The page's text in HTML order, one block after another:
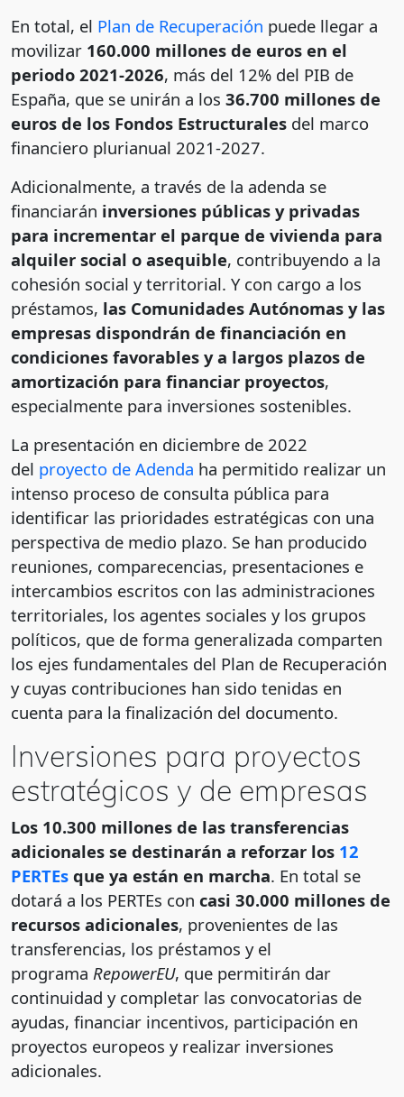
En total, el Plan de Recuperación puede llegar a
movilizar 160.000 millones de euros en el
periodo 2021-2026, más del 12% del PIB de
España, que se unirán a los 36.700 millones de
euros de los Fondos Estructurales del marco
financiero plurianual 2021-2027.
Adicionalmente, a través de la adenda se
financiarán inversiones públicas y privadas
para incrementar el parque de vivienda para
alquiler social o asequible, contribuyendo a la
cohesión social y territorial. Y con cargo a los
préstamos, las Comunidades Autónomas y las
empresas dispondrán de financiación en
condiciones favorables y a largos plazos de
amortización para financiar proyectos,
especialmente para inversiones sostenibles.
La presentación en diciembre de 2022
del proyecto de Adenda ha permitido realizar un
intenso proceso de consulta pública para
identificar las prioridades estratégicas con una
perspectiva de medio plazo. Se han producido
reuniones, comparecencias, presentaciones e
intercambios escritos con las administraciones
territoriales, los agentes sociales y los grupos
políticos, que de forma generalizada comparten
los ejes fundamentales del Plan de Recuperación
y cuyas contribuciones han sido tenidas en
cuenta para la finalización del documento.
Inversiones para proyectos
estratégicos y de empresas
Los 10.300 millones de las transferencias
adicionales se destinarán a reforzar los 12
PERTEs que ya están en marcha. En total se
dotará a los PERTEs con casi 30.000 millones de
recursos adicionales, provenientes de las
transferencias, los préstamos y el
programa RepowerEU, que permitirán dar
continuidad y completar las convocatorias de
ayudas, financiar incentivos, participación en
proyectos europeos y realizar inversiones
adicionales.